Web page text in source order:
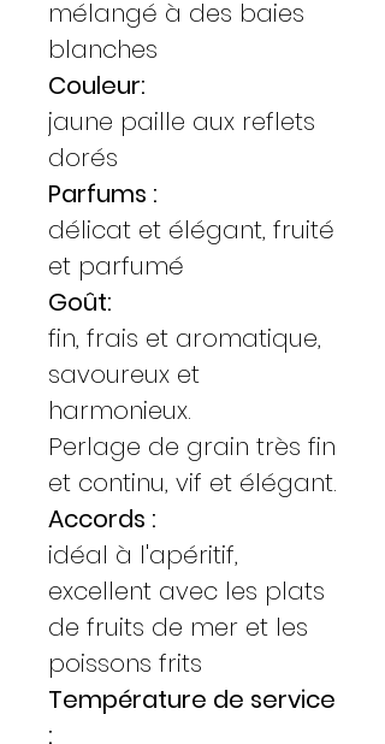
mélangé à des baies
blanches
Couleur:
jaune paille aux reflets
dorés
Parfums :
délicat et élégant, fruité
et parfumé
Goût:
fin, frais et aromatique,
savoureux et
harmonieux.
Perlage de grain très fin
et continu, vif et élégant.
Accords :
idéal à l'apéritif,
excellent avec les plats
de fruits de mer et les
poissons frits
Température de service
: